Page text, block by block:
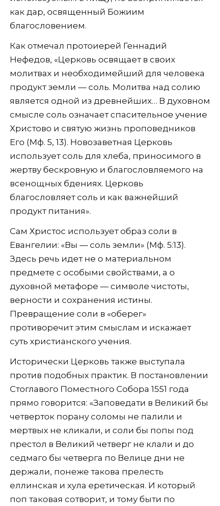
как дар, освященный Божиим
благословением.
Как отмечал протоиерей Геннадий
Нефедов, «Церковь освящает в своих
молитвах и необходимейший для человека
продукт земли — соль. Молитва над солию
является одной из древнейших… В духовном
смысле соль означает спасительное учение
Христово и святую жизнь проповедников
Его (Мф. 5, 13). Новозаветная Церковь
использует соль для хлеба, приносимого в
жертву бескровную и благословляемого на
всенощных бдениях. Церковь
благословляет соль и как важнейший
продукт питания».
Сам Христос использует образ соли в
Евангелии: «Вы — соль земли» (Мф. 5:13).
Здесь речь идет не о материальном
предмете с особыми свойствами, а о
духовной метафоре — символе чистоты,
верности и сохранения истины.
Превращение соли в «оберег»
противоречит этим смыслам и искажает
суть христианского учения.
Исторически Церковь также выступала
против подобных практик. В постановлении
Стоглавого Поместного Собора 1551 года
прямо говорится: «Заповедати в Великий бы
четверток порану соломы не палили и
мертвых не кликали, и соли бы попы под
престол в Великий четверг не клали и до
седмаго бы четверга по Велице дни не
держали, понеже такова прелесть
еллинская и хула еретическая. И который
поп таковая сотворит, и тому быти по